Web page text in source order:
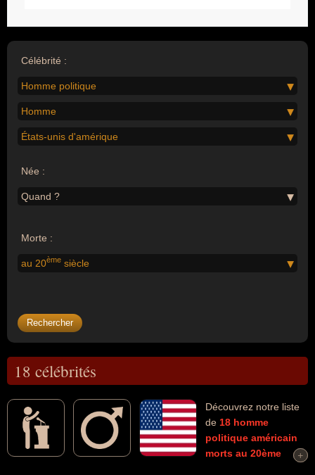
Célébrité :
Homme politique
Homme
États-unis d'amérique
Née :
Quand ?
Morte :
au 20ème siècle
18 célébrités
Découvrez notre liste
de 18 homme
politique américain
morts au 20ème
+
+